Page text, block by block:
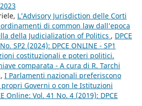
L’Advisory Jurisdiction delle Corti
di common law dall’epoca
della Judicialization of Politics , DPCE
SP2 (2024): DPCE ONLINE - SP1
costituzionali e poteri politici.
comparata - A cura di R. Tarchi
I Parlamenti nazionali preferiscono
Governi o con le Istituzioni
Online: Vol. 41 No. 4 (2019): DPCE